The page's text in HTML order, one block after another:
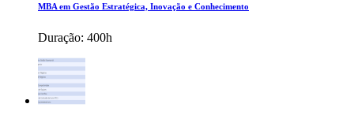
MBA em Gestão Estratégica, Inovação e Conhecimento
Duração: 400h